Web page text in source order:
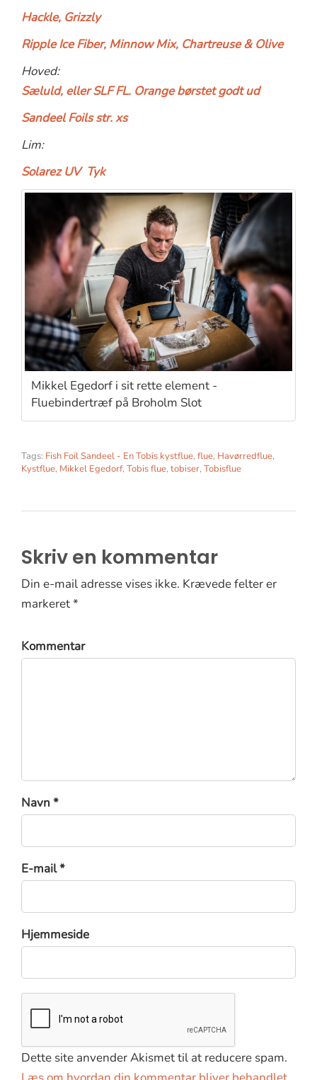
Hackle, Grizzly
Ripple Ice Fiber, Minnow Mix, Chartreuse & Olive
Hoved:
Sæluld, eller SLF FL. Orange børstet godt ud
Sandeel Foils str. xs
Lim:
Solarez UV Tyk
Mikkel Egedorf i sit rette element -
Fluebindertræf på Broholm Slot
Tags: Fish Foil Sandeel - En Tobis kystflue, flue, Havørredflue,
Kystflue, Mikkel Egedorf, Tobis flue, tobiser, Tobisflue
Skriv en kommentar
Din e-mail adresse vises ikke. Krævede felter er
markeret *
Kommentar
Navn *
E-mail *
Hjemmeside
Dette site anvender Akismet til at reducere spam.